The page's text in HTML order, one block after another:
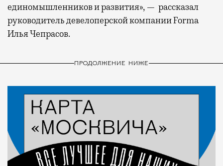
единомышленников и развития», — рассказал
руководитель девелоперской компании Forma
Илья Чепрасов.
ПРОДОЛЖЕНИЕ НИЖЕ